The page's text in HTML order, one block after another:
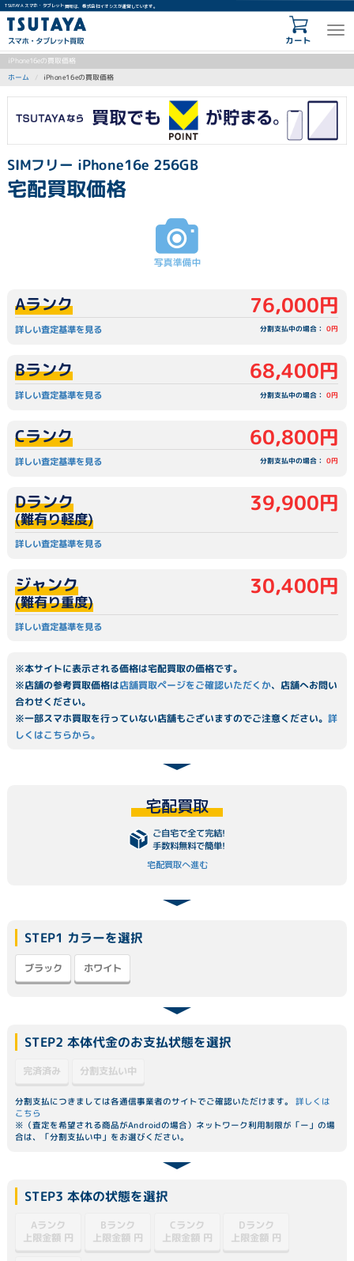
TSUTAYA スマホ・タブレット買取は、株式会社イオシスが運営しています。
カート
iPhone16eの買取価格
ホーム iPhone16eの買取価格
SIMフリー iPhone16e 256GB
宅配買取価格
詳しい査定基準を見る
Aランク 76,000円
分割支払中の場合：0円
詳しい査定基準を見る
Bランク 68,400円
分割支払中の場合：0円
詳しい査定基準を見る
Cランク 60,800円
分割支払中の場合：0円
詳しい査定基準を見る
Dランク
(難有り軽度)
39,900円
詳しい査定基準を見る
ジャンク
(難有り重度)
30,400円
※本サイトに表示される価格は宅配買取の価格です。
※店舗の参考買取価格は店舗買取ページをご確認いただくか、店舗へお問い
合わせください。
※一部スマホ買取を行っていない店舗もございますのでご注意ください。詳
しくはこちらから。
宅配買取
ご自宅で全て完結!
手数料無料で簡単!
宅配買取へ進む
STEP1 カラーを選択
ブラック ホワイト
STEP2 本体代金のお支払状態を選択
完済済み 分割支払い中
分割支払につきましては各通信事業者のサイトでご確認いただけます。詳しくは
こちら
※（査定を希望される商品がAndroidの場合）ネットワーク利用制限が「ー」の場
合は、「分割支払い中」をお選びください。
STEP3 本体の状態を選択
Aランク
上限金額 円
Bランク
上限金額 円
Cランク
上限金額 円
Dランク
上限金額 円